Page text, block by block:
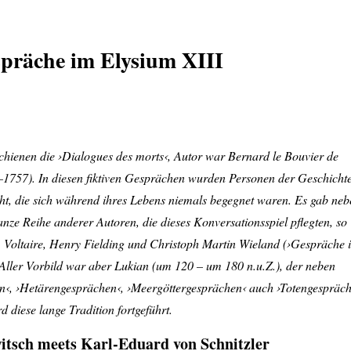
im Elysium XIII
die ›Dialogues des morts‹, Autor war Bernard le Bouvier de
In diesen fiktiven Gesprächen wurden Personen der
die sich während ihres Lebens niemals begegnet waren. Es gab
Reihe anderer Autoren, die dieses Konversationsspiel pflegten, so
Henry Fielding und Christoph Martin Wieland (›Gespräche
Vorbild war aber Lukian (um 120 – um 180 n.u.Z.), der neben
›Hetärengesprächen‹, ›Meergöttergesprächen‹ auch
diese lange Tradition fortgeführt.
meets Karl-Eduard von Schnitzler